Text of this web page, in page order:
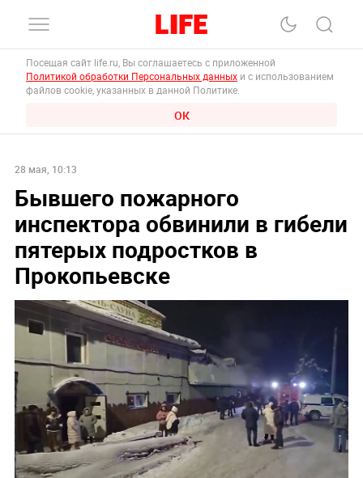
Посещая сайт life.ru, Вы соглашаетесь с приложенной
Политикой обработки Персональных данных и с использованием
файлов cookie, указанных в данной Политике.
ОК
28 мая, 10:13
Бывшего пожарного
инспектора обвинили в гибели
пятерых подростков в
Прокопьевске